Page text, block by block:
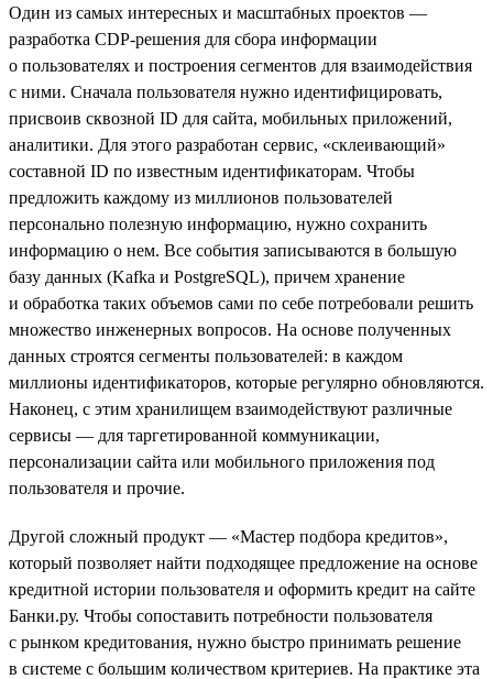
Один из самых интересных и масштабных проектов —
разработка CDP-решения для сбора информации
о пользователях и построения сегментов для взаимодействия
с ними. Сначала пользователя нужно идентифицировать,
присвоив сквозной ID для сайта, мобильных приложений,
аналитики. Для этого разработан сервис, «склеивающий»
составной ID по известным идентификаторам. Чтобы
предложить каждому из миллионов пользователей
персонально полезную информацию, нужно сохранить
информацию о нем. Все события записываются в большую
базу данных (Kafka и PostgreSQL), причем хранение
и обработка таких объемов сами по себе потребовали решить
множество инженерных вопросов. На основе полученных
данных строятся сегменты пользователей: в каждом
миллионы идентификаторов, которые регулярно обновляются.
Наконец, с этим хранилищем взаимодействуют различные
сервисы — для таргетированной коммуникации,
персонализации сайта или мобильного приложения под
пользователя и прочие.
Другой сложный продукт — «Мастер подбора кредитов»,
который позволяет найти подходящее предложение на основе
кредитной истории пользователя и оформить кредит на сайте
Банки.ру. Чтобы сопоставить потребности пользователя
с рынком кредитования, нужно быстро принимать решение
в системе с большим количеством критериев. На практике эта